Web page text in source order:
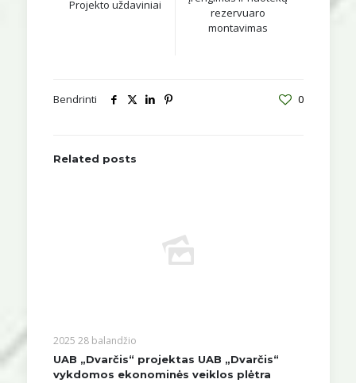
Projekto uždaviniai
rezervuaro
montavimas
Bendrinti 0
Related posts
2025 28 balandžio
UAB „Dvarčis“ projektas UAB „Dvarčis“
vykdomos ekonominės veiklos plėtra